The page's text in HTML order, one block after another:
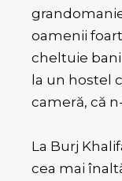
oamenii
cheltuie
la un hostel
cameră, că
La Burj
cea mai